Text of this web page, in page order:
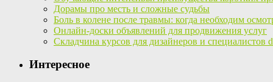
Дорамы про месть и сложные судьбы
Боль в колене после травмы: когда необходим
Онлайн-доски объявлений для продвижения услуг
Складчина курсов для дизайнеров и специалистов
Интересное